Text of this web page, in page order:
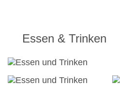
Landeskategorie: 3 Sterne
Essen & Trinken